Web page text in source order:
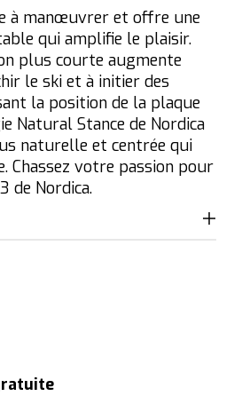
à manœuvrer et offre une
qui amplifie le plaisir.
plus courte augmente
le ski et à initier des
la position de la plaque
Natural Stance de Nordica
naturelle et centrée qui
Chassez votre passion pour
de Nordica.